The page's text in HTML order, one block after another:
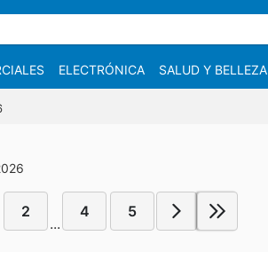
ELECTRÓNICA SALUD Y BELLEZA
2
...
4 5